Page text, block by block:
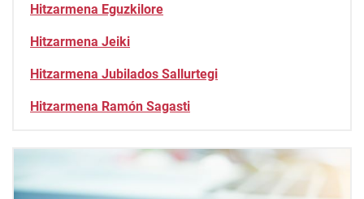
Hitzarmena Eguzkilore
Hitzarmena Jeiki
Hitzarmena Jubilados Sallurtegi
Hitzarmena Ramón Sagasti